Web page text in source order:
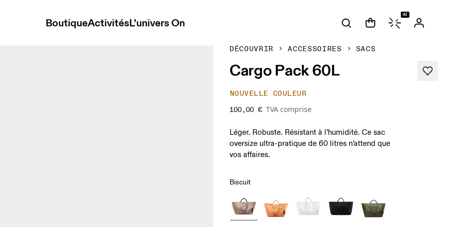
BoutiqueActivitésL’univers On
AI
DÉCOUVRIR ACCESSOIRES SACS
Cargo Pack 60L
NOUVELLE COULEUR
100,00 € TVA comprise
Léger. Robuste. Résistant à l’humidité. Ce sac
oversize ultra-pratique de 60 litres n’attend que
vos affaires.
Biscuit